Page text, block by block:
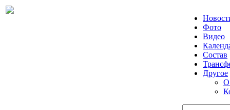
Фото
Видео
Состав
Другое
О